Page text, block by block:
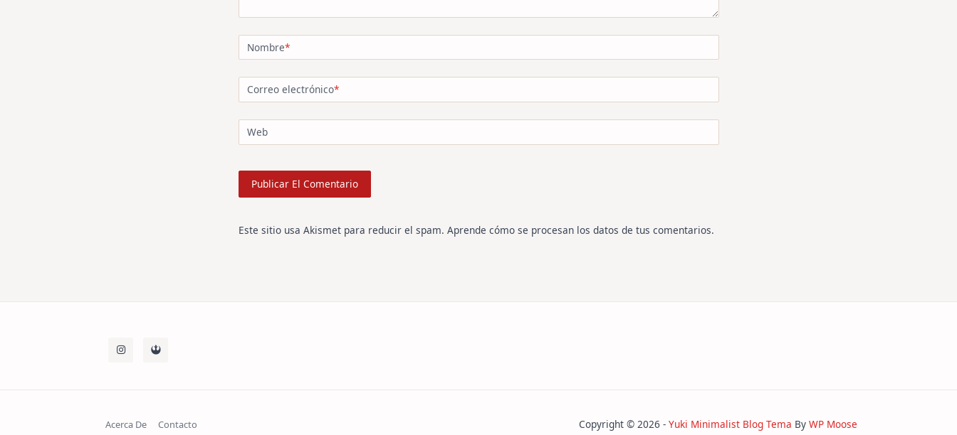
Nombre*
Correo electrónico*
Web
Este sitio usa Akismet para reducir el spam. Aprende cómo se procesan los datos de tus comentarios.
Acerca De Contacto Copyright © 2026 - Yuki Minimalist Blog Tema By WP Moose